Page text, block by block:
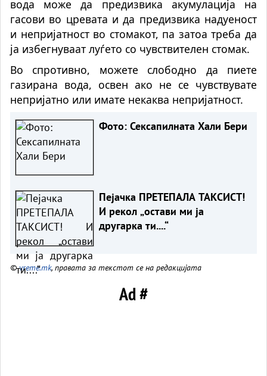
вода може да предизвика акумулација на
гасови во цревата и да предизвика надуеност
и непријатност во стомакот, па затоа треба да
ја избегнуваат луѓето со чувствителен стомак.
Во спротивно, можете слободно да пиете
газирана вода, освен ако не се чувствувате
непријатно или имате некаква непријатност.
Фото: Сексапилната Хали Бери
Пејачка ПРЕТЕПАЛА ТАКСИСТ!
И рекол „остави ми ја
другарка ти....“
©vreme.mk, правата за текстот се на редакцијата
Ad #